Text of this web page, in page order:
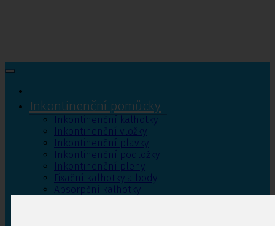
Inkontinenční pomůcky
Inkontinenční kalhotky
Inkontinenční vložky
Inkontinenční plavky
Inkontinenční podložky
Inkontinenční pleny
Fixační kalhotky a body
Absorpční kalhotky